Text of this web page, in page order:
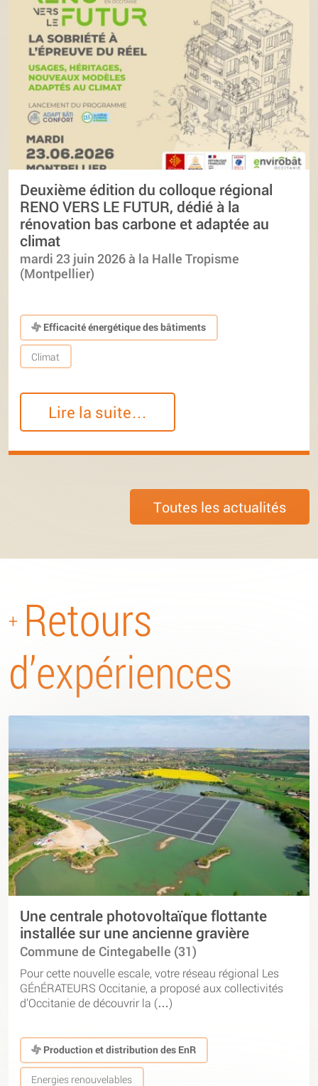
Deuxième édition du colloque régional
RENO VERS LE FUTUR, dédié à la
rénovation bas carbone et adaptée au
climat
mardi 23 juin 2026 à la Halle Tropisme
(Montpellier)
Efficacité énergétique des bâtiments
Climat
Lire la suite…
Toutes les actualités
+ Retours
d’expériences
Une centrale photovoltaïque flottante
installée sur une ancienne gravière
Commune de Cintegabelle (31)
Pour cette nouvelle escale, votre réseau régional Les
GÉnÉRATEURS Occitanie, a proposé aux collectivités
d’Occitanie de découvrir la (…)
Production et distribution des EnR
Energies renouvelables